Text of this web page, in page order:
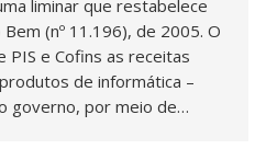
liminar que restabelece
(nº 11.196), de 2005. O
PIS e Cofins as receitas
de informática –
governo, por meio de…